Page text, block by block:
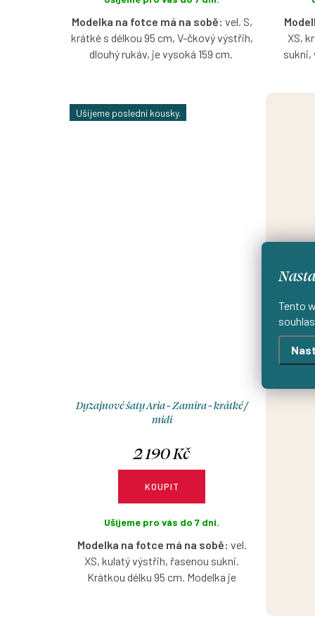
Tento
Modelka na fotce má na sobě: vel. S,
krátké s délkou 95 cm, V-čkový výstřih,
dlouhý rukáv, je vysoká 159 cm.
výběru velikosti, výstřihu a rukávů.
XS,
sukni,
Ušijeme poslední kousky.
Dyzajnové šaty Aria - Zamira - krátké /
midi
2 190 Kč
KOUPIT
Ušijeme pro vás do 7 dní.
Modelka na fotce má na sobě: vel.
XS, kulatý výstřih, řasenou sukni.
Krátkou délku 95 cm. Modelka je
„Už
sú